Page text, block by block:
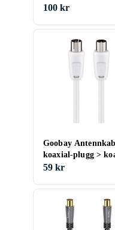
100 kr
Goobay
koaxial-plugg >
uttag ), 20 m
59 kr